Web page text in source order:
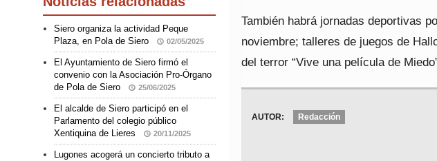
También habrá jornadas deportivas
noviembre; talleres de juegos de
del terror “Vive una película de
AUTOR: Redacción
Siero organiza la actividad Peque
Plaza, en Pola de Siero
02/05/2025
El Ayuntamiento de Siero firmó el
convenio con la Asociación Pro-Órgano
de Pola de Siero
25/06/2025
El alcalde de Siero participó en el
Parlamento del colegio público
Xentiquina de Lieres
20/11/2025
Lugones acogerá un concierto tributo a